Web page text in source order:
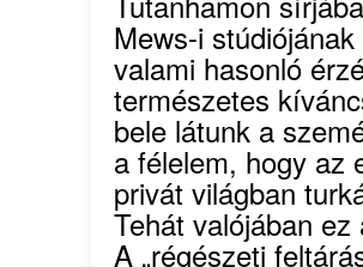
Mews-i
valami hasonló
természetes
bele látunk a
a félelem, hogy az
privát világban
Tehát valójában
A „régészeti